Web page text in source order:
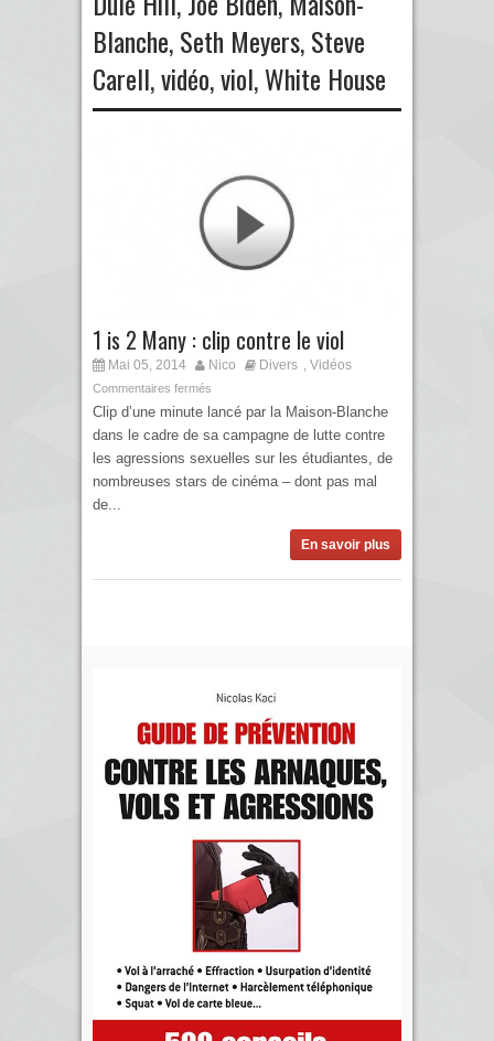
Blanche,Seth Meyers,Steve
Carell,vidéo,viol,White House
1 is 2 Many : clip contre le viol
Mai 05, 2014 Nico Divers , Vidéos
Commentaires fermés
Clip d’une minute lancé par la Maison-Blanche
dans le cadre de sa campagne de lutte contre
les agressions sexuelles sur les étudiantes, de
nombreuses stars de cinéma – dont pas mal
de...
En savoir plus